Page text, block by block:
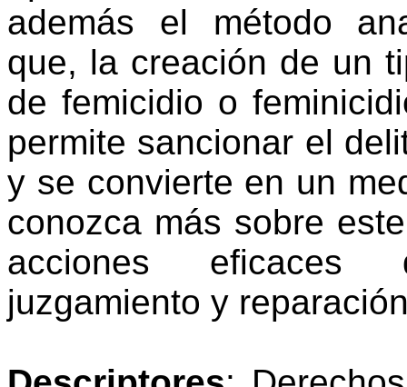
además el método
que, la creación de un
de femicidio o
permite sancionar el
y se convierte en un
conozca más sobre
acciones eficaces
juzgamiento y